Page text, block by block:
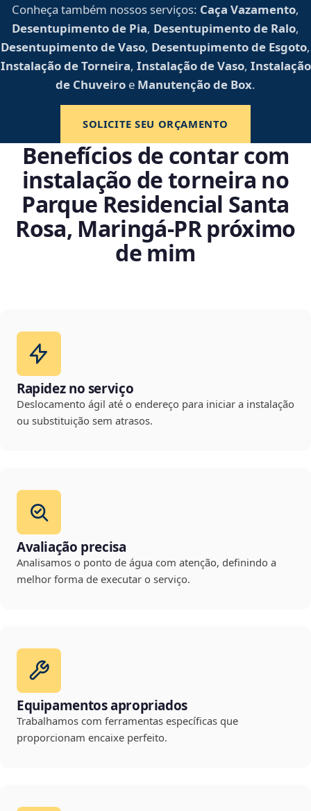
Conheça também nossos serviços: Caça Vazamento,
Desentupimento de Pia, Desentupimento de Ralo,
Desentupimento de Vaso, Desentupimento de Esgoto,
Instalação de Torneira, Instalação de Vaso, Instalação
de Chuveiro e Manutenção de Box.
SOLICITE SEU ORÇAMENTO
Benefícios de contar com
instalação de torneira no
Parque Residencial Santa
Rosa, Maringá‑PR próximo
de mim
Rapidez no serviço
Deslocamento ágil até o endereço para iniciar a instalação
ou substituição sem atrasos.
Avaliação precisa
Analisamos o ponto de água com atenção, definindo a
melhor forma de executar o serviço.
Equipamentos apropriados
Trabalhamos com ferramentas específicas que
proporcionam encaixe perfeito.